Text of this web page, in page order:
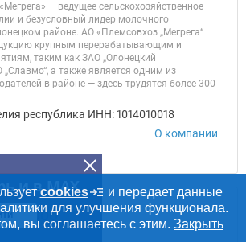
— ведущее сельскохозяйственное
и безусловный лидер молочного
районе. АО «Племсовхоз „Мегрега“
крупным перерабатывающим и
таким как ЗАО „Олонецкий
„Славмо“, а также является одним из
в районе — здесь трудятся более 300
республика ИНН: 1014010018
О компании
ООО
и в MAX
cookies
и передает данные
для улучшения функционала.
вы соглашаетесь с этим. Закрыть